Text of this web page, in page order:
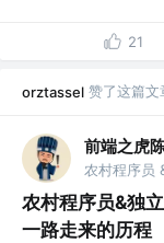
21
orztassel 赞了这篇文
前端之虎
农村程序员&独
一路走来的历程